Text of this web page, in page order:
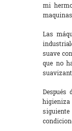
mi
maquinas.
Las
suave
que no
Después